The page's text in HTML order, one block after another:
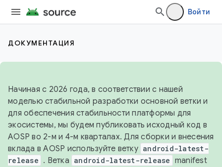
Войти
ДОКУМЕНТАЦИЯ
Начиная с 2026 года, в соответствии с нашей
моделью стабильной разработки основной ветки и
для обеспечения стабильности платформы для
экосистемы, мы будем публиковать исходный код в
AOSP во 2-м и 4-м кварталах. Для сборки и внесения
вклада в AOSP используйте ветку android-latest-
release . Ветка android-latest-release manifest